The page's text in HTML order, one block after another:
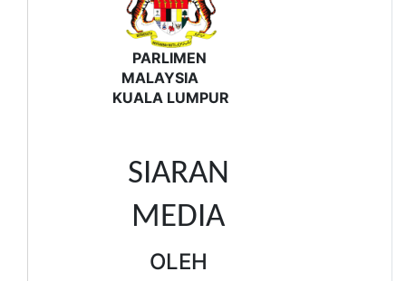
PARLIMEN
MALAYSIA
KUALA LUMPUR
SIARAN
MEDIA
OLEH